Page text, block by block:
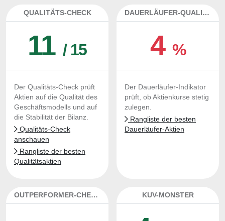
QUALITÄTS-CHECK
11/ 15
Der Qualitäts-Check prüft
Aktien auf die Qualität des
Geschäftsmodells und auf
die Stabilität der Bilanz.
Qualitäts-Check
anschauen
Rangliste der besten
Qualitätsaktien
DAUERLÄUFER-QUALITÄTEN
4 %
Der Dauerläufer-Indikator
prüft, ob Aktienkurse stetig
zulegen.
Rangliste der besten
Dauerläufer-Aktien
OUTPERFORMER-CHECK KUV-MONSTER